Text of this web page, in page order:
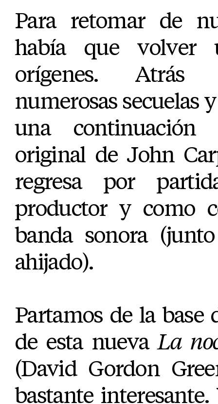
Para retomar de
había que
orígenes. Atrás
numerosas secuelas
una
original de John
regresa por
productor y como
banda sonora
ahijado).
Partamos de la base
de esta nuevaLa
(David Gordon
bastante